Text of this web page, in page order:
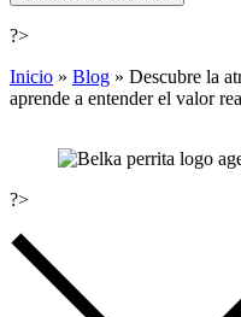
?>
Inicio » Blog » Descubre la
aprende a entender el valor
?>